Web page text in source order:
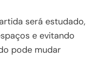
será estudado,
e evitando
pode mudar